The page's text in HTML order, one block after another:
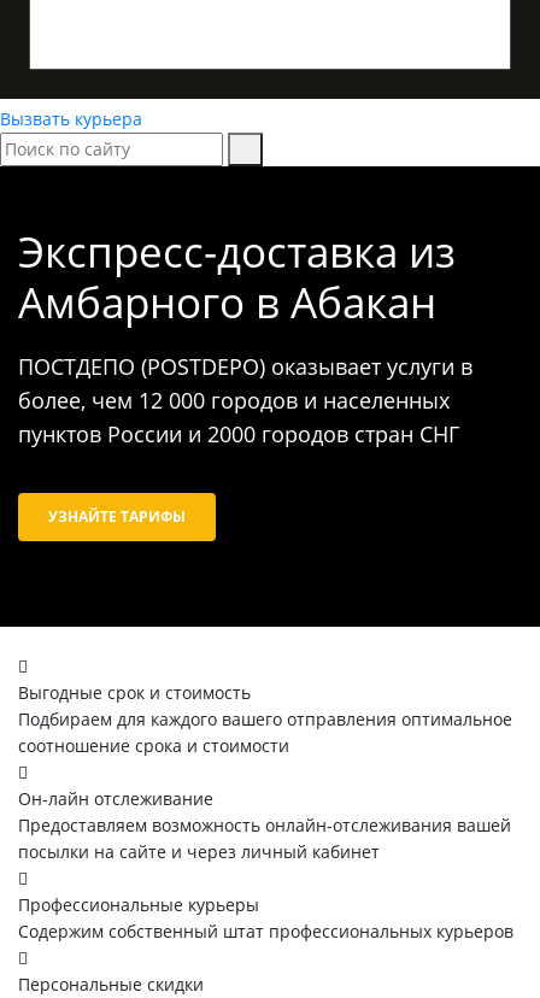
Вызвать курьера
Экспресс-доставка из
Амбарного в Абакан
ПОСТДЕПО (POSTDEPO) оказывает услуги в
более, чем 12 000 городов и населенных
пунктов России и 2000 городов стран СНГ
УЗНАЙТЕ ТАРИФЫ
Выгодные срок и стоимость
Подбираем для каждого вашего отправления оптимальное
соотношение срока и стоимости
Он-лайн отслеживание
Предоставляем возможность онлайн-отслеживания вашей
посылки на сайте и через личный кабинет
Профессиональные курьеры
Содержим собственный штат профессиональных курьеров
Персональные скидки